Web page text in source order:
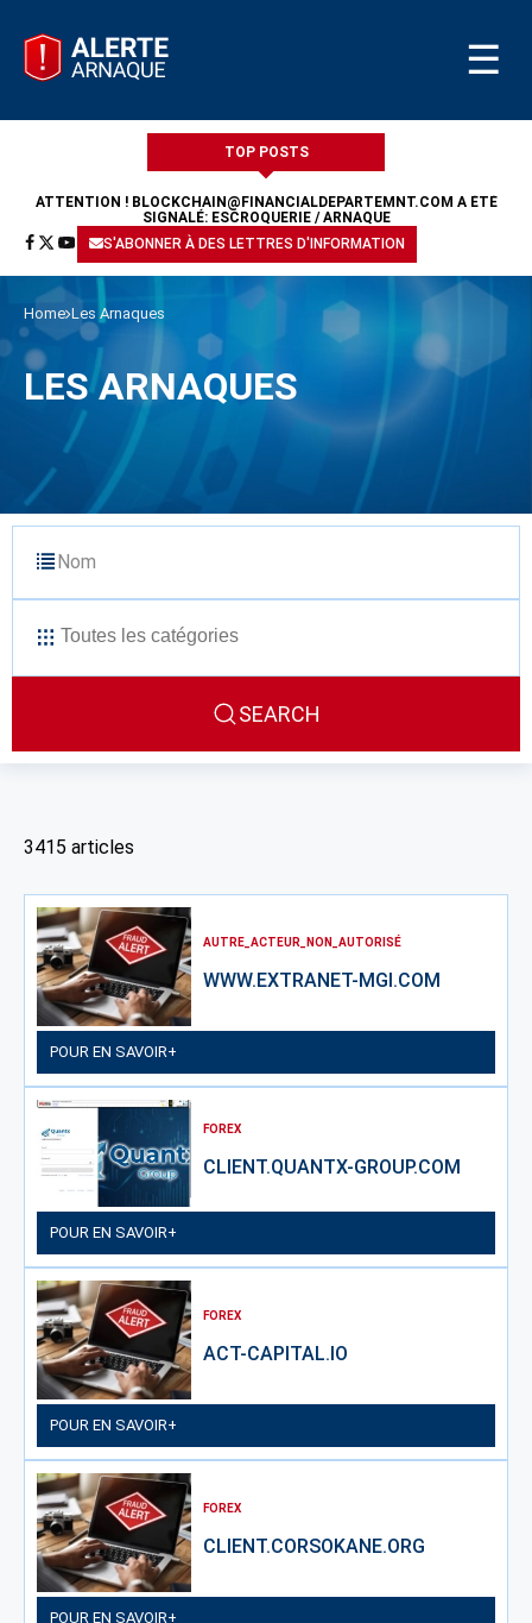
☰
TOP POSTS
ATTENTION ! BLOCKCHAIN@FINANCIALDEPARTEMNT.COM A ÉTÉ
SIGNALÉ: ESCROQUERIE / ARNAQUE
S'ABONNER À DES LETTRES D'INFORMATION
Home Les Arnaques
LES ARNAQUES
SEARCH
3415 articles
AUTRE_ACTEUR_NON_AUTORISÉ
WWW.EXTRANET-MGI.COM
POUR EN SAVOIR+
FOREX
CLIENT.QUANTX-GROUP.COM
POUR EN SAVOIR+
FOREX
ACT-CAPITAL.IO
POUR EN SAVOIR+
FOREX
CLIENT.CORSOKANE.ORG
POUR EN SAVOIR+